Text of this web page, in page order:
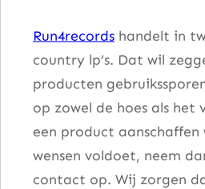
Run4records handelt in
country lp’s. Dat wil
producten
op zowel de hoes als het
een product
wensen voldoet, neem
contact op. Wij zorgen